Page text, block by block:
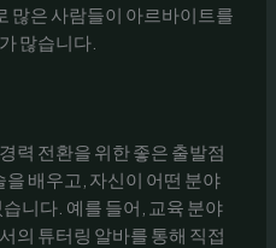
많은 사람들이 아르바이트를
많습니다.
력 전환을 위한 좋은 출발점
배우고, 자신이 어떤 분야
니다. 예를 들어, 교육 분야
의 튜터링 알바를 통해 직접